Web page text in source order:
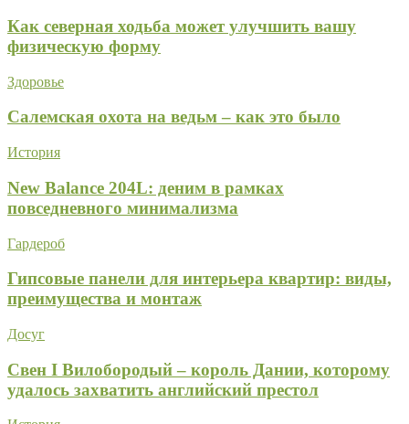
Как северная ходьба может улучшить вашу
физическую форму
Здоровье
Салемская охота на ведьм – как это было
История
New Balance 204L: деним в рамках
повседневного минимализма
Гардероб
Гипсовые панели для интерьера квартир: виды,
преимущества и монтаж
Досуг
Свен I Вилобородый – король Дании, которому
удалось захватить английский престол